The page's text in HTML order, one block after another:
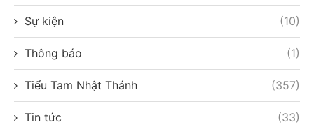
Sự kiện (10)
Thông báo (1)
Tiểu Tam Nhật Thánh (357)
Tin tức (33)